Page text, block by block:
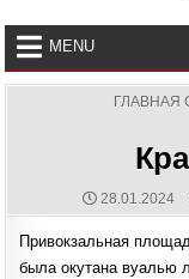
MENU
ГЛАВНАЯ
PUBLISHED
DATE:
28.01.2024
Привокзальная
была окутана вуалью